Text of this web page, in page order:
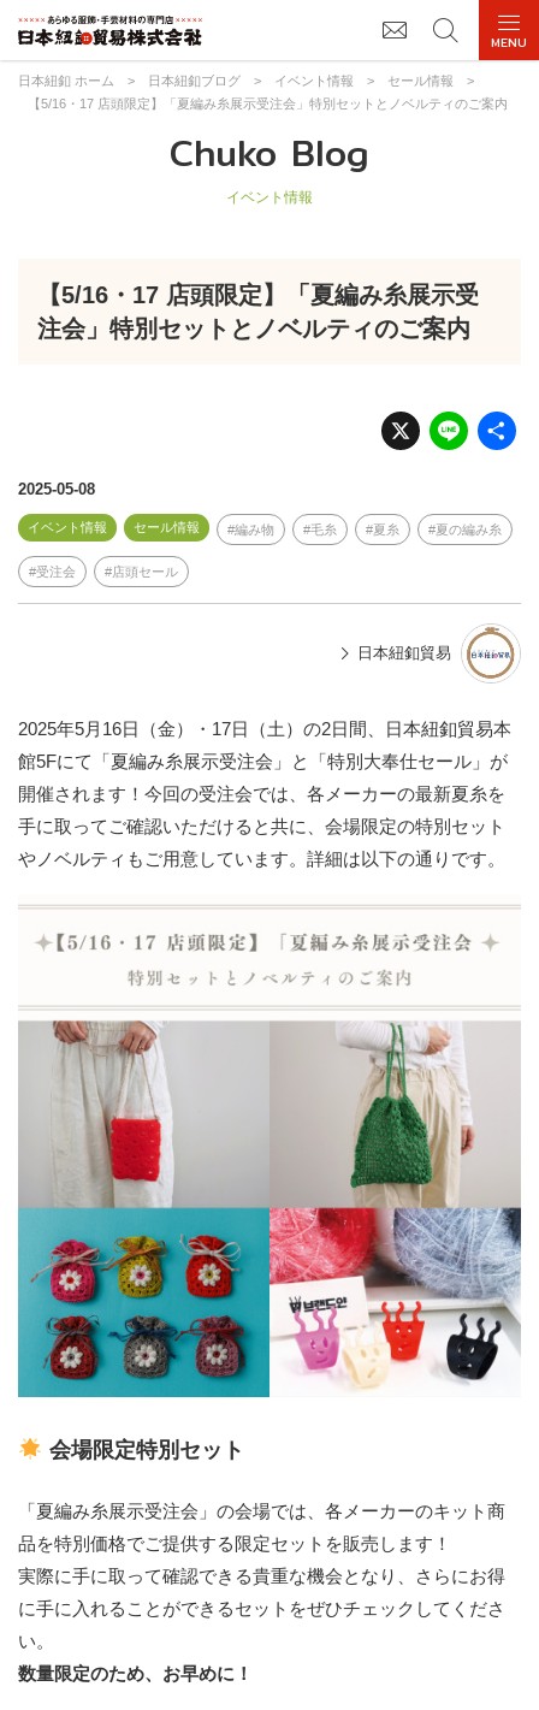
日本紐釦 ホーム > 日本紐釦ブログ > イベント情報 > セール情報
>
【5/16・17 店頭限定】「夏編み糸展示受注会」特別セットとノベルティのご案内
Chuko Blog
イベント情報
【5/16・17 店頭限定】「夏編み糸展示受
注会」特別セットとノベルティのご案内
X Li
n
2025-05-08
イベント情報 セール情報 編み物 毛糸 夏糸 夏の編み糸
受注会 店頭セール
日本紐釦貿易
2025年5月16日（金）・17日（土）の2日間、日本紐釦貿易本
館5Fにて「夏編み糸展示受注会」と「特別大奉仕セール」が
開催されます！今回の受注会では、各メーカーの最新夏糸を
手に取ってご確認いただけると共に、会場限定の特別セット
やノベルティもご用意しています。詳細は以下の通りです。
会場限定特別セット
「夏編み糸展示受注会」の会場では、各メーカーのキット商
品を特別価格でご提供する限定セットを販売します！
実際に手に取って確認できる貴重な機会となり、さらにお得
に手に入れることができるセットをぜひチェックしてくださ
い。
数量限定のため、お早めに！